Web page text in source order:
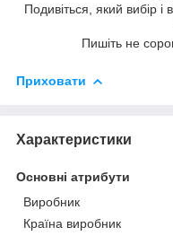
Подивіться, який вибір
Пишіть не
Приховати
Характеристики
Основні атрибути
Виробник
Країна виробник